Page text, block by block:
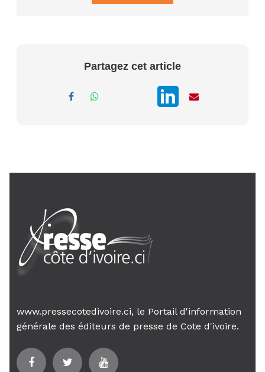
Partagez cet article
www.pressecotedivoire.ci, le Portail d'information
générale des éditeurs de presse de Cote d'ivoire.